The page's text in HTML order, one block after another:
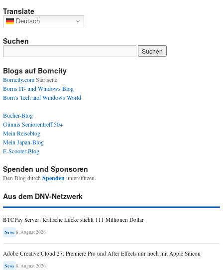
Translate
Deutsch
Suchen
Blogs auf Borncity
Borncity.comStartseite
Borns IT- und Windows Blog
Born's Tech and Windows World
Bücher-Blog
Günnis Seniorentreff 50+
Mein Reiseblog
Mein Japan-Blog
E-Scooter-Blog
Spenden und Sponsoren
Den Blog durchSpendenunterstützen.
Aus dem DNV-Netzwerk
BTCPay Server: Kritische Lücke stiehlt 111 Millionen Dollar
News 8. August 2026
Adobe Creative Cloud 27: Premiere Pro und After Effects nur noch mit Apple Silicon
News 8. August 2026